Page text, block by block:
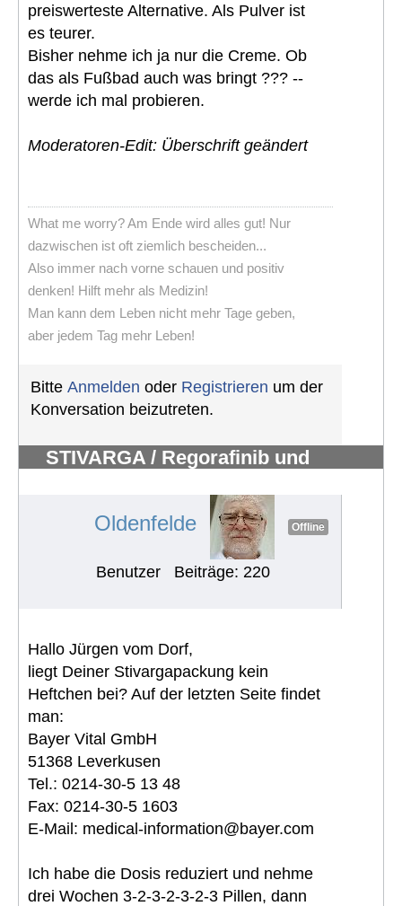
preiswerteste Alternative. Als Pulver ist
es teurer.
Bisher nehme ich ja nur die Creme. Ob
das als Fußbad auch was bringt ??? --
werde ich mal probieren.
Moderatoren-Edit: Überschrift geändert
What me worry? Am Ende wird alles gut! Nur
dazwischen ist oft ziemlich bescheiden...
Also immer nach vorne schauen und positiv
denken! Hilft mehr als Medizin!
Man kann dem Leben nicht mehr Tage geben,
aber jedem Tag mehr Leben!
Bitte Anmelden oder Registrieren um der
Konversation beizutreten.
STIVARGA / Regorafinib und
Oldenfelde Offline
Benutzer Beiträge: 220
Hallo Jürgen vom Dorf,
liegt Deiner Stivargapackung kein
Heftchen bei? Auf der letzten Seite findet
man:
Bayer Vital GmbH
51368 Leverkusen
Tel.: 0214-30-5 13 48
Fax: 0214-30-5 1603
E-Mail: medical-information@bayer.com
Ich habe die Dosis reduziert und nehme
drei Wochen 3-2-3-2-3-2-3 Pillen, dann